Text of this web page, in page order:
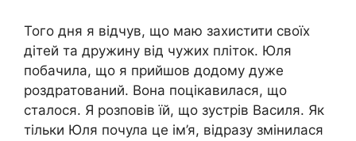
Того дня я відчув, що маю захистити своїх
дітей та дружину від чужих пліток. Юля
побачила, що я прийшов додому дуже
роздратований. Вона поцікавилася, що
сталося. Я розповів їй, що зустрів Василя. Як
тільки Юля почула це ім’я, відразу змінилася